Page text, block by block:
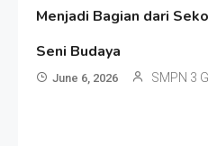
Menjadi Bagian dari
Seni Budaya
June 6, 2026 SMPN 3